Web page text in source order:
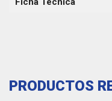
PRODUCTOS